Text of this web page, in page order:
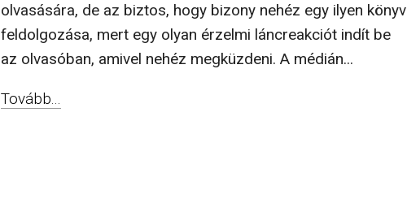
olvasására, de az biztos, hogy bizony nehéz egy ilyen könyv
feldolgozása, mert egy olyan érzelmi láncreakciót indít be
az olvasóban, amivel nehéz megküzdeni. A médián...
Tovább...